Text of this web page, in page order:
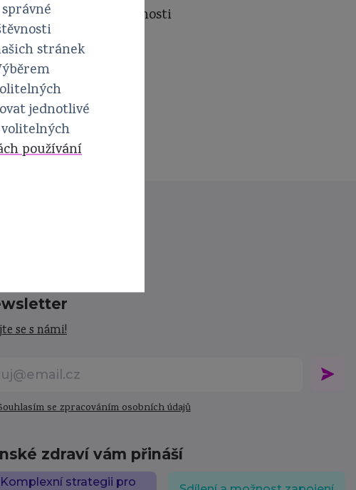
a porodnické společnosti
se s námi!
se zpracováním osobních údajů
zdraví vám přináší
Komplexní strategii pro
stránek
jednotlivé
volitelných
používání